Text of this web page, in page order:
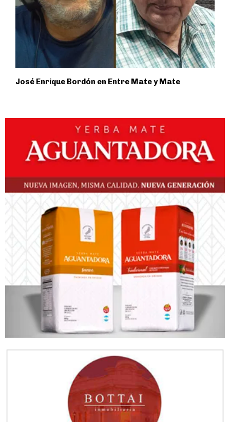
José Enrique Bordón en Entre Mate y Mate